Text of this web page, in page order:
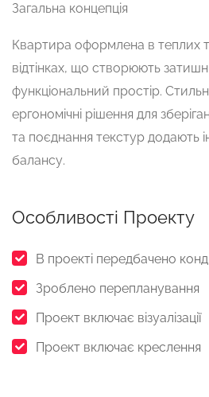
Загальна концепція
Квартира оформлена в теплих
відтінках, що створюють
функціональний простір.
ергономічні рішення для
та поєднання текстур додають
балансу.
Особливості Проекту
В проекті передбачено
Зроблено перепланування
Проект включає візуалізації
Проект включає креслення